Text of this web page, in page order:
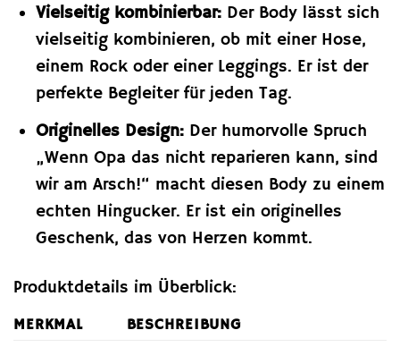
Vielseitig kombinierbar:Der Body lässt sich
vielseitig kombinieren, ob mit einer Hose,
einem Rock oder einer Leggings. Er ist der
perfekte Begleiter für jeden Tag.
Originelles Design:Der humorvolle Spruch
„Wenn Opa das nicht reparieren kann, sind
wir am Arsch!“ macht diesen Body zu einem
echten Hingucker. Er ist ein originelles
Geschenk, das von Herzen kommt.
Produktdetails im Überblick:
MERKMAL
BESCHREIBUNG